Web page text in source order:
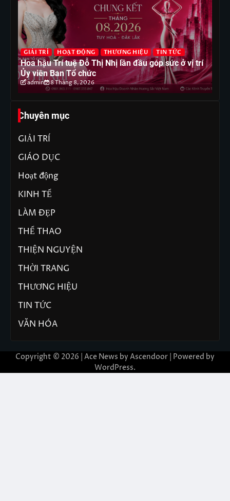
GIẢI TRÍ HOẠT ĐỘNG THƯƠNG HIỆU TIN TỨC
Hoa hậu Trí tuệ Đỗ Thị Nhị lần đầu góp sức ở vị trí
Ủy viên Ban Tổ chức
admin 8 Tháng 8, 2026
Chuyên mục
GIẢI TRÍ
GIÁO DỤC
Hoạt động
KINH TẾ
LÀM ĐẸP
THỂ THAO
THIỆN NGUYỆN
THỜI TRANG
THƯƠNG HIỆU
TIN TỨC
VĂN HÓA
Copyright © 2026 | Ace News by Ascendoor | Powered by
WordPress.